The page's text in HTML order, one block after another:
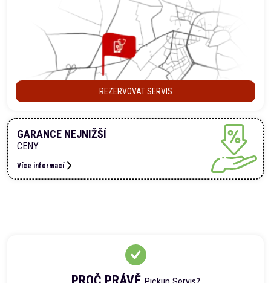
REZERVOVAT SERVIS
GARANCE NEJNIŽŠÍ
CENY
Více informací